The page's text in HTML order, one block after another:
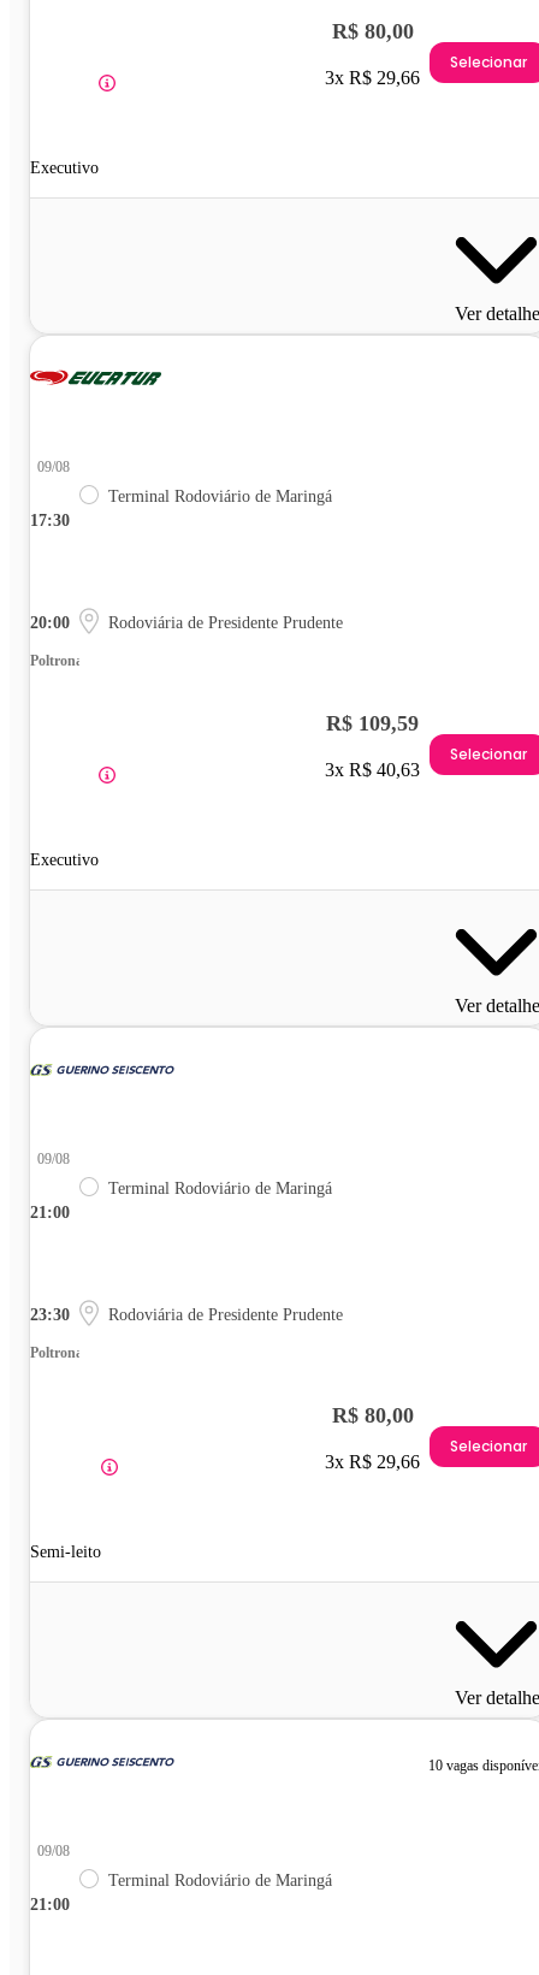
Executivo
R$ 80,00
3x R$ 29,66
Selecionar
Ver
17:30
09/08
Terminal Rodoviário de Maringá
20:00 Rodoviária de Presidente Prudente
Poltrona
Executivo
R$ 109,59
3x R$ 40,63
Selecionar
Ver
21:00
09/08
Terminal Rodoviário de Maringá
23:30 Rodoviária de Presidente Prudente
Poltrona
Semi-leito
R$ 80,00
3x R$ 29,66
Selecionar
Ver
10 vagas
21:00
09/08
Terminal Rodoviário de Maringá